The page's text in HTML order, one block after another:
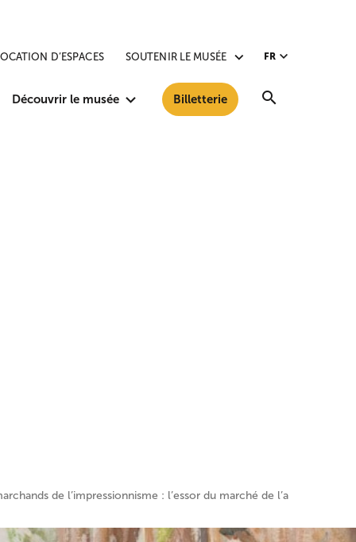
Découvrir le musée Billetterie
D’ESPACES SOUTENIR LE MUSÉE FR
de l’impressionnisme : l’essor du marché de l’art moderne »